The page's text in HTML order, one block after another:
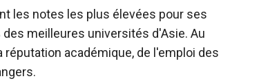
les notes les plus élevées pour ses
meilleures universités d'Asie. Au
académique, de l'emploi des